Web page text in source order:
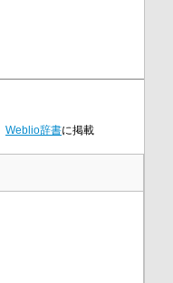
Weblio辞書に掲載